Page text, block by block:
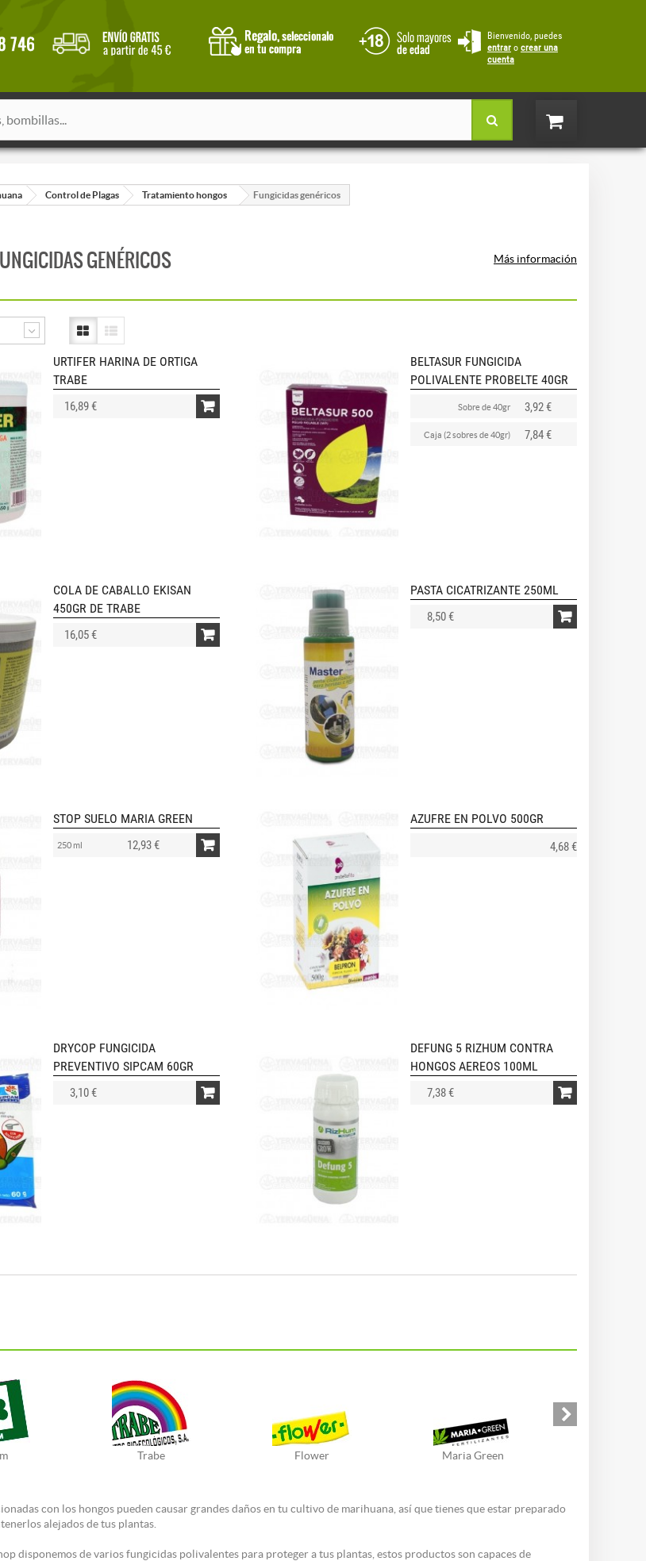
Bienvenido, puedes
entrar o crear una
cuenta
Control de Plagas Tratamiento hongos Fungicidas genéricos
GENÉRICOS Más información
URTIFER HARINA DE ORTIGA
TRABE
16,89 €
BELTASUR FUNGICIDA
POLIVALENTE PROBELTE 40GR
Sobre de 40gr 3,92 €
Caja (2 sobres de 40gr) 7,84 €
COLA DE CABALLO EKISAN
450GR DE TRABE
16,05 €
PASTA CICATRIZANTE 250ML
8,50 €
STOP SUELO MARIA GREEN
250 ml 12,93 €
AZUFRE EN POLVO 500GR
4,68 €
DRYCOP FUNGICIDA
PREVENTIVO SIPCAM 60GR
3,10 €
DEFUNG 5 RIZHUM CONTRA
HONGOS AEREOS 100ML
7,38 €
Trabe Flower Maria Green
con los hongos pueden causar grandes daños en tu cultivo de marihuana, así que tienes que estar preparado
alejados de tus plantas.
disponemos de varios fungicidas polivalentes para proteger a tus plantas, estos productos son capaces de